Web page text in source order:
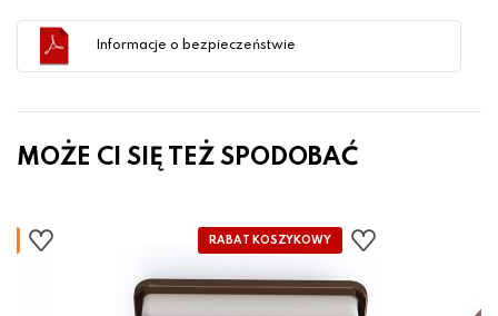
Informacje o bezpieczeństwie
MOŻE CI SIĘ TEŻ SPODOBAĆ